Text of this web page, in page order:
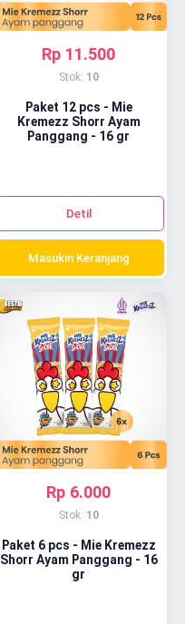
Rp 11.500
Stok: 10
Paket 12 pcs - Mie
Kremezz Shorr Ayam
Panggang - 16 gr
Detil
Masukin Keranjang
Rp 6.000
Stok: 10
Paket 6 pcs - Mie Kremezz
Shorr Ayam Panggang - 16
gr